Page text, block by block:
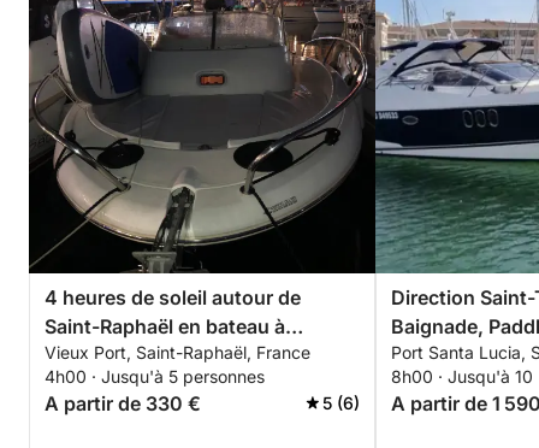
personne
Bon à savoir
✔️ Expérience privée exclusivement pour votre
groupe
✔️ Adapté aux couples, familles, groupes d’amis et
événements privés
✔️ Activités nautiques incluses
✔️ Possibilité de personnalisation (anniversaire,
champagne, restaurant de plage, décorations,
musique, options nautiques supplémentaires)
Vivez la Côte d’Azur autrement lors d’une demi-
journée premium en catamaran privé, entre criques
4 heures de soleil autour de
Saint-Raphaël en bateau à
moteur. Skipper et carburant
compris
Vieux Port, Saint-Raphaël, France
4h00 · Jusqu'à 5 personnes
A partir de 330 € 5 (6)
Direction
Baignade,
programme
Port Santa Lucia,
8h00 · Jusqu'à 10
A partir de 1